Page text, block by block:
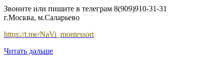
Звоните или пишите в телеграм 8(909)910-31-31
г.Москва, м.Саларьево
https://t.me/NaVi_montessori
Читать дальше